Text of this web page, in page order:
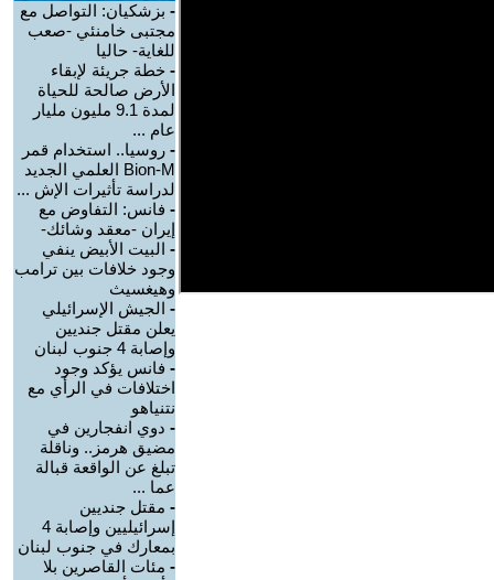
- بزشكيان: التواصل مع
مجتبى خامنئي -صعب
للغاية- حاليا
- خطة جريئة لإبقاء
الأرض صالحة للحياة
لمدة 9.1 مليون مليار
عام ...
- روسيا.. استخدام قمر
Bion-M العلمي الجديد
لدراسة تأثيرات الإش ...
- فانس: التفاوض مع
إيران -معقد وشائك-
- البيت الأبيض ينفي
وجود خلافات بين ترامب
وهيغسيث
- الجيش الإسرائيلي
يعلن مقتل جنديين
وإصابة 4 جنوب لبنان
- فانس يؤكد وجود
اختلافات في الرأي مع
نتنياهو
- دوي انفجارين في
مضيق هرمز.. وناقلة
تبلغ عن الواقعة قبالة
عما ...
- مقتل جنديين
إسرائيليين وإصابة 4
بمعارك في جنوب لبنان
- مئات القاصرين بلا